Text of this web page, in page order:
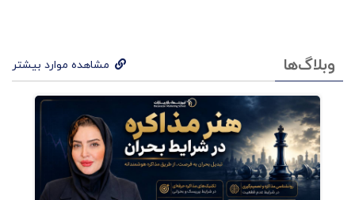
وبلاگ‌ها مشاهده موارد بیشتر